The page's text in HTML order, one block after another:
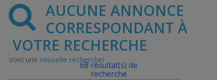
AUCUNE ANNONCE
CORRESPONDANT À
VOTRE RECHERCHE
Voici une nouvelle recherche!
68 résultat(s) de
recherche